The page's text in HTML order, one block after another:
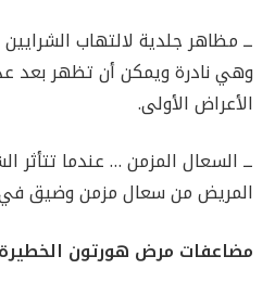
ــ مظاهر جلدية لالتهاب
وهي نادرة ويمكن أن تظهر بعد
الأعراض الأولى.
ــ السعال المزمن … عندما تتأثر
المريض من سعال مزمن وضيق
مضاعفات مرض هورتون الخطيرة